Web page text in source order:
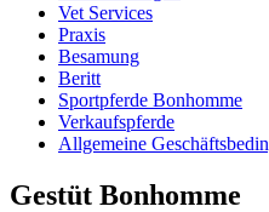
Vet Services
Praxis
Besamung
Beritt
Sportpferde Bonhomme
Verkaufspferde
Allgemeine
Gestüt Bonhomme